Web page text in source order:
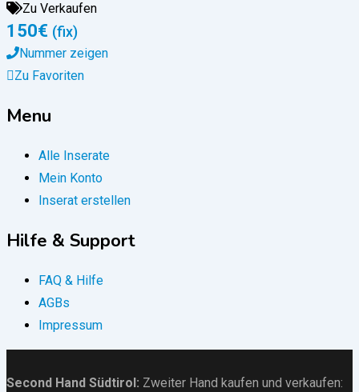
Zu Verkaufen
150€ (fix)
Nummer zeigen
Zu Favoriten
Menu
Alle Inserate
Mein Konto
Inserat erstellen
Hilfe & Support
FAQ & Hilfe
AGBs
Impressum
Second Hand Südtirol : Zweiter Hand kaufen und verkaufen: